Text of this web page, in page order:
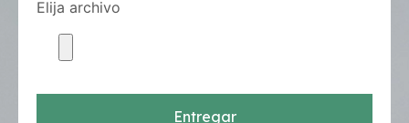
Elija archivo
Entregar